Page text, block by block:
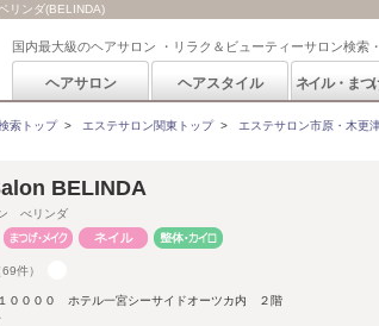
リンダ(BELINDA)
国内最大級のヘアサロン ・リラク＆ビューティーサロン検索
ヘアサロン ヘアスタイル ネイル・まつ
索トップ> エステサロン関東トップ> エステサロン市原・木更
BELINDA
ン べリンダ
69件）
００００ ホテル一宮シーサイドオーツカ内 ２階